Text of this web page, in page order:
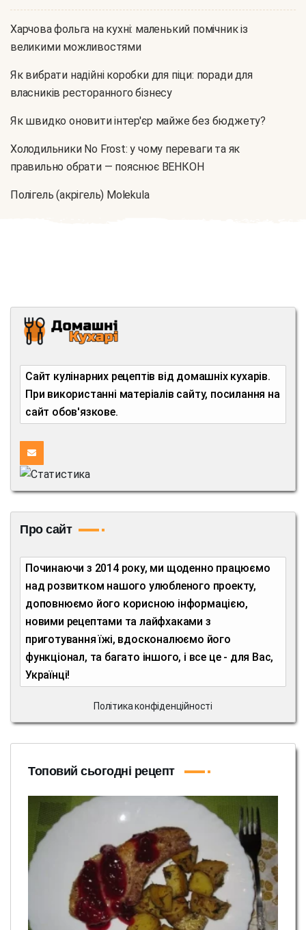
Харчова фольга на кухні: маленький помічник із
великими можливостями
Як вибрати надійні коробки для піци: поради для
власників ресторанного бізнесу
Як швидко оновити інтер'єр майже без бюджету?
Холодильники No Frost: у чому переваги та як
правильно обрати — пояснює ВЕНКОН
Полігель (акрігель) Molekula
Сайт кулінарних рецептів від домашніх кухарів.
При використанні матеріалів сайту, посилання на
сайт обов'язкове.
Про сайт
Починаючи з 2014 року, ми щоденно працюємо
над розвитком нашого улюбленого проекту,
доповнюємо його корисною інформацією,
новими рецептами та лайфхаками з
приготування їжі, вдосконалюємо його
функціонал, та багато іншого, і все це - для Вас,
Українці!
Політика конфіденційності
Топовий сьогодні рецепт